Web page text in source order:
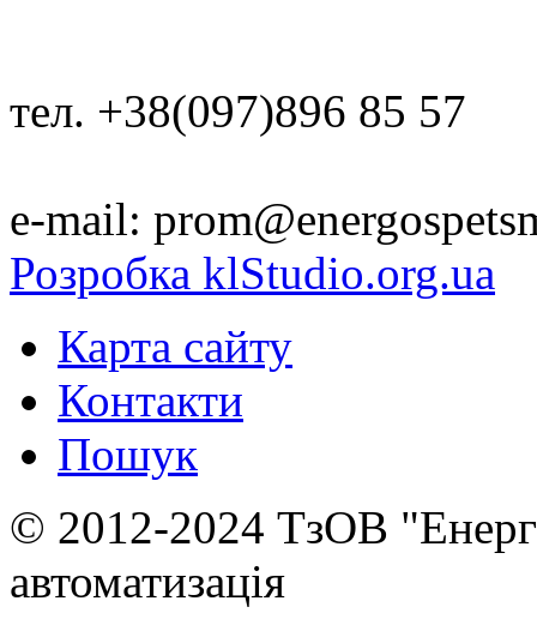
тел. +38(097)896 85 57
e-mail:
Розробка klStudio.org.ua
Карта сайту
Контакти
Пошук
© 2012-2024 ТзОВ
автоматизація